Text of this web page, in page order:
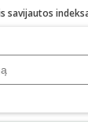
savijautos